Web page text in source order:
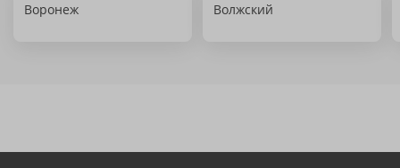
Воронеж Волжский